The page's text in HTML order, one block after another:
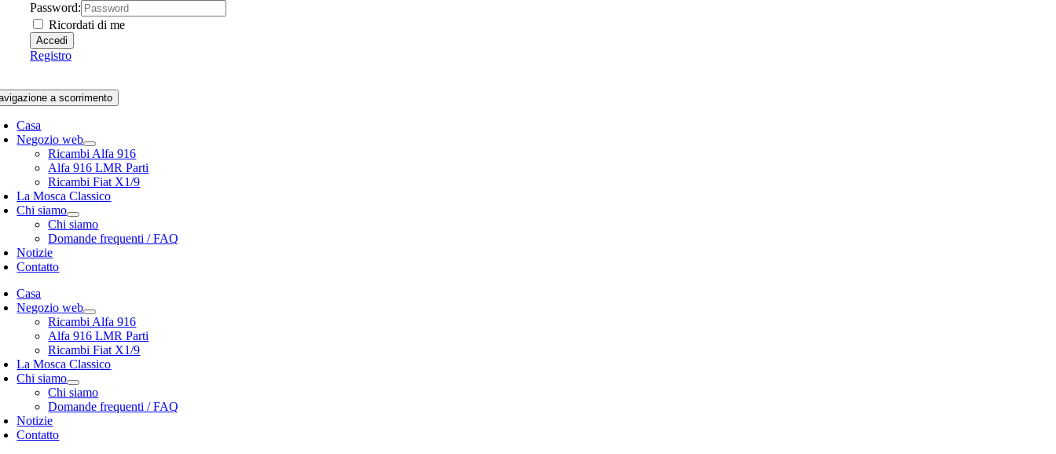
Password:
Ricordati di me
Registro
a scorrimento
Casa
Negozio web
Ricambi Alfa 916
Alfa 916 LMR Parti
Ricambi Fiat X1/9
La Mosca Classico
Chi siamo
Chi siamo
Domande frequenti / FAQ
Notizie
Contatto
Casa
Negozio web
Ricambi Alfa 916
Alfa 916 LMR Parti
Ricambi Fiat X1/9
La Mosca Classico
Chi siamo
Chi siamo
Domande frequenti / FAQ
Notizie
Contatto